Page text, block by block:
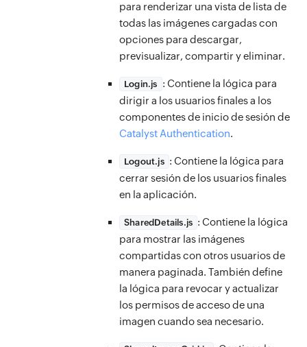
para renderizar una vista de lista de
todas las imágenes cargadas con
opciones para descargar,
previsualizar, compartir y eliminar.
Login.js : Contiene la lógica para
dirigir a los usuarios finales a los
componentes de inicio de sesión de
Catalyst Authentication.
Logout.js : Contiene la lógica para
cerrar sesión de los usuarios finales
en la aplicación.
SharedDetails.js : Contiene la lógica
para mostrar las imágenes
compartidas con otros usuarios de
manera paginada. También define
la lógica para revocar y actualizar
los permisos de acceso de una
imagen cuando sea necesario.